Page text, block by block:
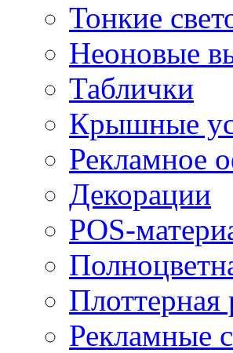
Тонкие
Неоновые
Таблички
Крышные
Рекламное
Декорации
POS-
Плоттерная
Рекламные